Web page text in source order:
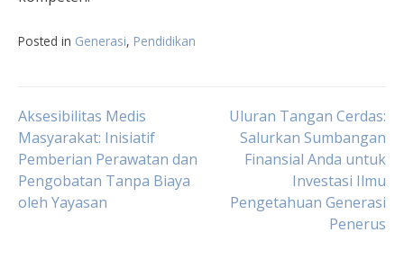
Posted in Generasi, Pendidikan
Navigasi
pos
Aksesibilitas Medis
Masyarakat: Inisiatif
Pemberian Perawatan dan
Pengobatan Tanpa Biaya
oleh Yayasan
Uluran Tangan Cerdas:
Salurkan Sumbangan
Finansial Anda untuk
Investasi Ilmu
Pengetahuan Generasi
Penerus